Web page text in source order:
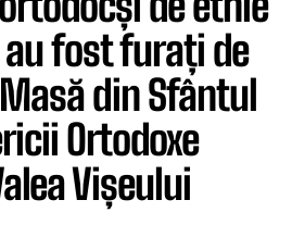
fost furați de
din Sfântul
Ortodoxe
Vișeului